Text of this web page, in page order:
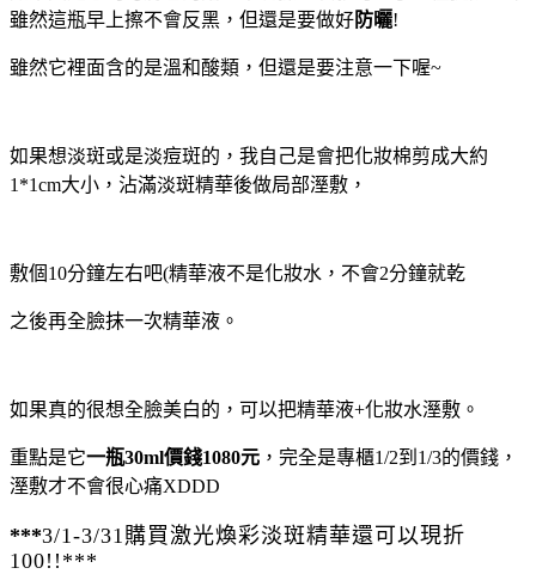
雖然這瓶早上擦不會反黑，但還是要做好防曬!
雖然它裡面含的是溫和酸類，但還是要注意一下喔~
如果想淡斑或是淡痘斑的，我自己是會把化妝棉剪成大約
1*1cm大小，沾滿淡斑精華後做局部溼敷，
敷個10分鐘左右吧(精華液不是化妝水，不會2分鐘就乾
之後再全臉抹一次精華液。
如果真的很想全臉美白的，可以把精華液+化妝水溼敷。
重點是它一瓶30ml價錢1080元 ，完全是專櫃1/2到1/3的價錢，
溼敷才不會很心痛XDDD
***3/1-3/31購買激光煥彩淡斑精華還可以現折
100!!***